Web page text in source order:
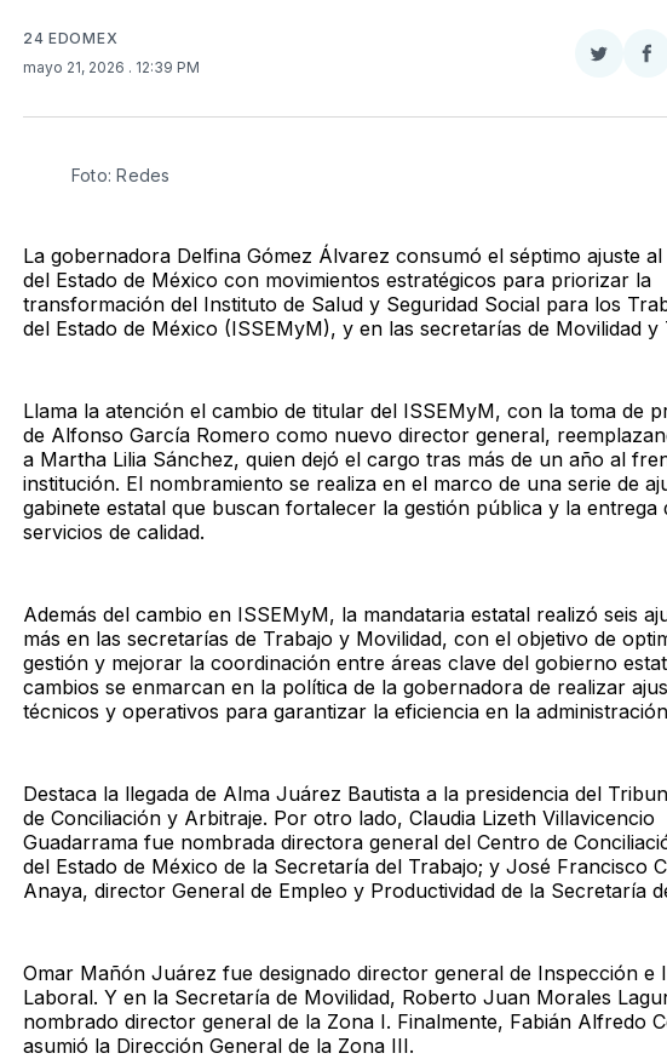
24 EDOMEX
mayo 21, 2026 . 12:39 PM
Twitter
Foto: Redes
La gobernadora Delfina Gómez Álvarez consumó el séptimo ajuste al
del Estado de México con movimientos estratégicos para priorizar la
transformación del Instituto de Salud y Seguridad Social para los
del Estado de México (ISSEMyM), y en las secretarías de Movilidad y
Llama la atención el cambio de titular del ISSEMyM, con la toma de
de Alfonso García Romero como nuevo director general,
a Martha Lilia Sánchez, quien dejó el cargo tras más de un año al
institución. El nombramiento se realiza en el marco de una serie de
gabinete estatal que buscan fortalecer la gestión pública y la entrega
servicios de calidad.
Además del cambio en ISSEMyM, la mandataria estatal realizó seis
más en las secretarías de Trabajo y Movilidad, con el objetivo de
gestión y mejorar la coordinación entre áreas clave del gobierno
cambios se enmarcan en la política de la gobernadora de realizar
técnicos y operativos para garantizar la eficiencia en la
Destaca la llegada de Alma Juárez Bautista a la presidencia del
de Conciliación y Arbitraje. Por otro lado, Claudia Lizeth Villavicencio
Guadarrama fue nombrada directora general del Centro de
del Estado de México de la Secretaría del Trabajo; y José Francisco
Anaya, director General de Empleo y Productividad de la Secretaría
Omar Mañón Juárez fue designado director general de Inspección e
Laboral. Y en la Secretaría de Movilidad, Roberto Juan Morales
nombrado director general de la Zona I. Finalmente, Fabián Alfredo
asumió la Dirección General de la Zona III.